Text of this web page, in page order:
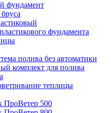
фундамент
фундамента
полива без автоматики
комплект для полива
теплицы
ПроВетер 500